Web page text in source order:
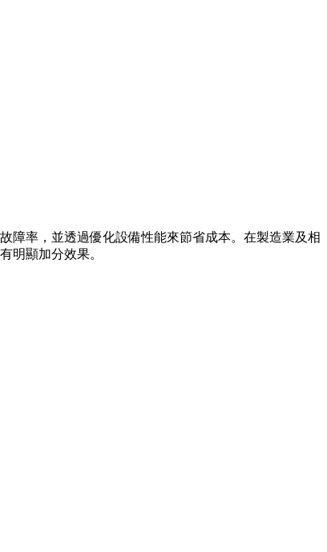
障率，並透過優化設備性能來節省成本。在製造業及相
明顯加分效果。